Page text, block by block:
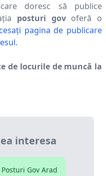
doresc să publice
posturi govoferă o
pagina de publicare
de locurile de muncă la
interesa
Posturi Gov Arad